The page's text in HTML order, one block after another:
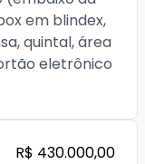
em blindex,
quintal, área
eletrônico
R$ 430.000,00